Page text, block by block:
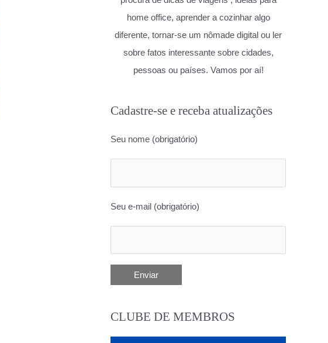
home office, aprender a cozinhar algo
diferente, tornar-se um nômade digital ou ler
sobre fatos interessante sobre cidades,
pessoas ou países. Vamos por aí!
Cadastre-se e receba atualizações
Seu nome (obrigatório)
Seu e-mail (obrigatório)
CLUBE DE MEMBROS